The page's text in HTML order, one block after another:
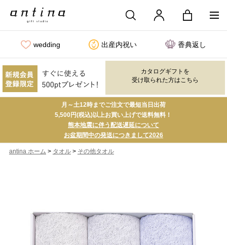
wedding 出産内祝い 香典返し
カタログギフトを
受け取られた方はこちら
月～土12時までご注文で最短当日出荷
5,500円(税込)以上お買い上げで送料無料！
熊本地震に伴う配送遅延について
お盆期間中の発送につきまして2026
antina ホーム > タオル> その他タオル